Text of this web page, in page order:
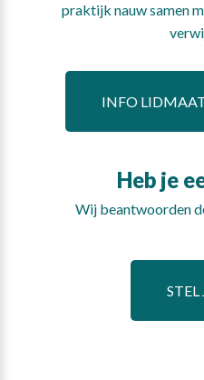
praktijk nauw samen
INFO
Heb je
Wij beantwoorden
STEL